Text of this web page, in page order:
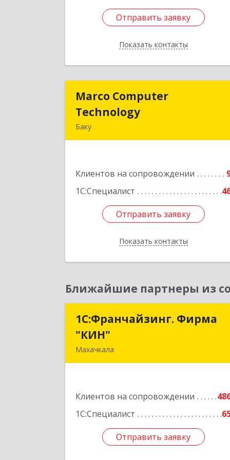
Отправить заявку
Показать контакты
Отправить заявку
Назад
Marco Computer
Technology
Баку
Клиентов на сопровождении
1С:Специалист
Отправить заявку
Показать контакты
Marco Computer
Отправить заявку
Назад
Ближайшие партнеры из
1С:Франчайзинг. Фирма
"КИН"
Махачкала
Клиентов на сопровождении
1С:Специалист
Отправить заявку
1С:Франчайзинг. Фирма
Отправить заявку